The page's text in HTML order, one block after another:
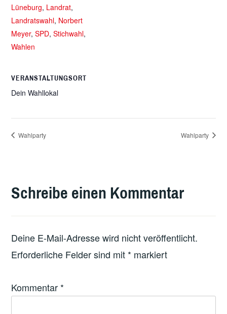
Lüneburg, Landrat,
Landratswahl, Norbert
Meyer,SPD,Stichwahl,
Wahlen
VERANSTALTUNGSORT
Dein Wahllokal
Wahlparty Wahlparty
Schreibe einen Kommentar
Deine E-Mail-Adresse wird nicht veröffentlicht.
Erforderliche Felder sind mit * markiert
Kommentar *